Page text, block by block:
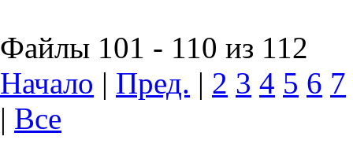
Файлы 101 - 110 из 112
Начало | Пред. | 2 3 4 5 6 7
| Все